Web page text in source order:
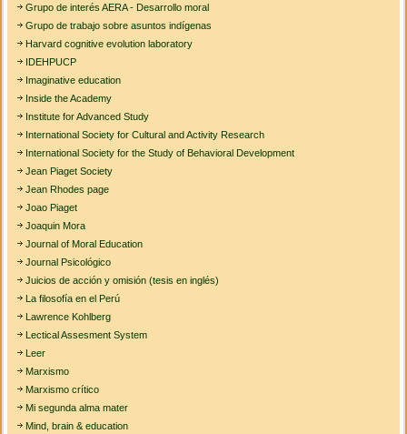
Grupo de interés AERA - Desarrollo moral
Grupo de trabajo sobre asuntos indígenas
Harvard cognitive evolution laboratory
IDEHPUCP
Imaginative education
Inside the Academy
Institute for Advanced Study
International Society for Cultural and Activity Research
International Society for the Study of Behavioral Development
Jean Piaget Society
Jean Rhodes page
Joao Piaget
Joaquin Mora
Journal of Moral Education
Journal Psicológico
Juicios de acción y omisión (tesis en inglés)
La filosofía en el Perú
Lawrence Kohlberg
Lectical Assesment System
Leer
Marxismo
Marxismo crítico
Mi segunda alma mater
Mind, brain & education